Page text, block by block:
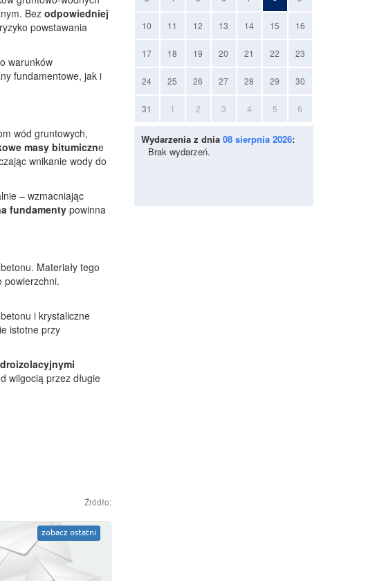
Bez odpowiedniej
powstawania
warunków
fundamentowe, jak i
wód gruntowych,
masy bitumiczne
wnikanie wody do
– wzmacniając
fundamentypowinna
Materiały tego
powierzchni.
i krystaliczne
istotne przy
wilgocią przez długie
Źródło:
zobacz ostatni
10 11 12 13 14 15 16
17 18 19 20 21 22 23
24 25 26 27 28 29 30
31 1 2 3 4 5 6
Wydarzenia z dnia 08 sierpnia 2026:
Brak wydarzeń.